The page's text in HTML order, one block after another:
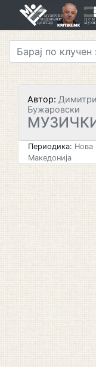
Автор:
Бужаровски
Периодика: Нова
Македонија